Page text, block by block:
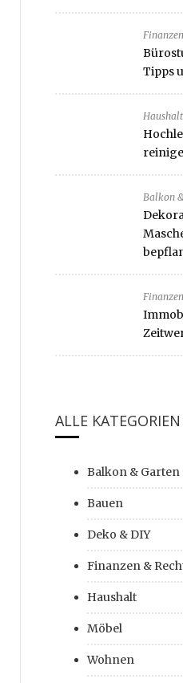
Tipps
Haushalt
Balkon
ALLE
Balkon & Garten
Bauen
Deko & DIY
Finanzen &
Haushalt
Möbel
Wohnen